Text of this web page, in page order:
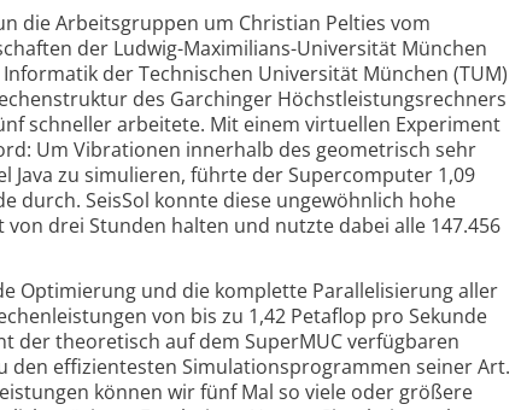
die Arbeitsgruppen um Christian Pelties vom
der Ludwig-Maximilians-Universität München
der Technischen Universität München (TUM)
des Garchinger Höchstleistungsrechners
schneller arbeitete. Mit einem virtuellen Experiment
Um Vibrationen innerhalb des geometrisch sehr
Java zu simulieren, führte der Supercomputer 1,09
durch. SeisSol konnte diese ungewöhnlich hohe
drei Stunden halten und nutzte dabei alle 147.456
Optimierung und die komplette Parallelisierung aller
von bis zu 1,42 Petaflop pro Sekunde
der theoretisch auf dem SuperMUC verfügbaren
den effizientesten Simulationsprogrammen seiner Art.
können wir fünf Mal so viele oder größere